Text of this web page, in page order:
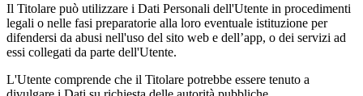
Il Titolare può utilizzare i Dati Personali dell'Utente in procedimenti
legali o nelle fasi preparatorie alla loro eventuale istituzione per
difendersi da abusi nell'uso del sito web e dell’app, o dei servizi ad
essi collegati da parte dell'Utente.
L'Utente comprende che il Titolare potrebbe essere tenuto a